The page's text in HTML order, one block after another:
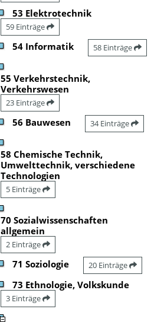
53 Elektrotechnik
59 Einträge
54 Informatik 58 Einträge
55 Verkehrstechnik,
Verkehrswesen
23 Einträge
56 Bauwesen 34 Einträge
58 Chemische Technik,
Umwelttechnik, verschiedene
Technologien
5 Einträge
70 Sozialwissenschaften
allgemein
2 Einträge
71 Soziologie 20 Einträge
73 Ethnologie, Volkskunde
3 Einträge